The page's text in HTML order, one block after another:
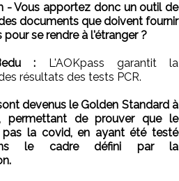
- Vous apportez donc un outil de
documents que doivent fournir
se rendre à l'étranger ?
: L'AOKpass garantit la
résultats des tests PCR.
devenus le Golden Standard à
permettant de prouver que le
pas la covid, en ayant été testé
le cadre défini par la